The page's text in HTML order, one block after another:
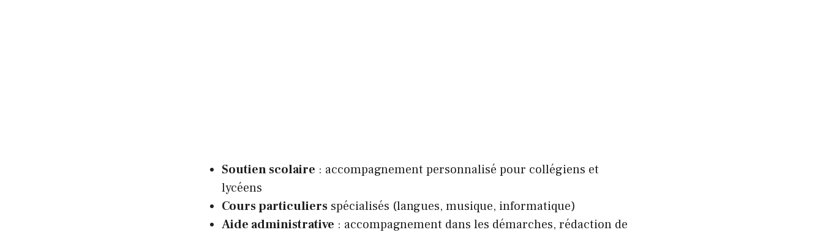
Soutien scolaire : accompagnement personnalisé pour collégiens et
lycéens
Cours particuliers spécialisés (langues, musique, informatique)
Aide administrative : accompagnement dans les démarches, rédaction de